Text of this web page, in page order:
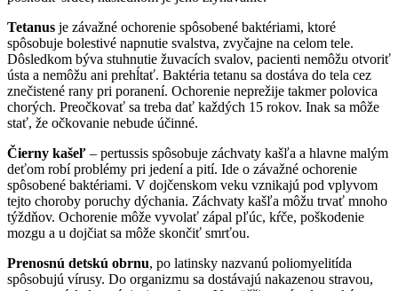
Tetanus je závažné ochorenie spôsobené baktériami, ktoré
spôsobuje bolestivé napnutie svalstva, zvyčajne na celom tele.
Dôsledkom býva stuhnutie žuvacích svalov, pacienti nemôžu otvoriť
ústa a nemôžu ani prehĺtať. Baktéria tetanu sa dostáva do tela cez
znečistené rany pri poranení. Ochorenie neprežije takmer polovica
chorých. Preočkovať sa treba dať každých 15 rokov. Inak sa môže
stať, že očkovanie nebude účinné.
Čierny kašeľ – pertussis spôsobuje záchvaty kašľa a hlavne malým
deťom robí problémy pri jedení a pití. Ide o závažné ochorenie
spôsobené baktériami. V dojčenskom veku vznikajú pod vplyvom
tejto choroby poruchy dýchania. Záchvaty kašľa môžu trvať mnoho
týždňov. Ochorenie môže vyvolať zápal pľúc, kŕče, poškodenie
mozgu a u dojčiat sa môže skončiť smrťou.
Prenosnú detskú obrnu, po latinsky nazvanú poliomyelitída
spôsobujú vírusy. Do organizmu sa dostávajú nakazenou stravou,